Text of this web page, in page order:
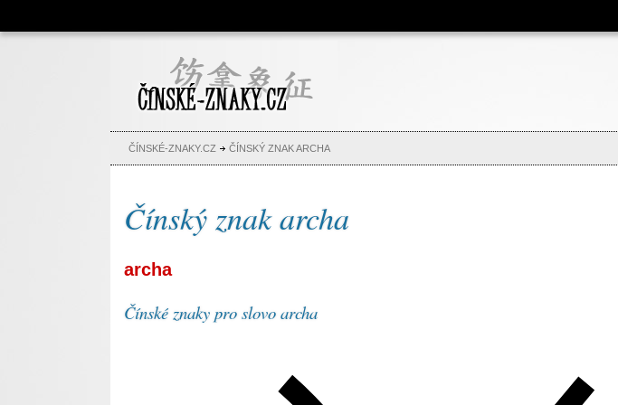
Čínské znaky, česko-čínský
slovník, abeceda, jména,
tetování
ČÍNSKÉ-ZNAKY.CZ ČÍNSKÝ ZNAK ARCHA
Čínský znak archa
archa
Čínské znaky pro slovo archa